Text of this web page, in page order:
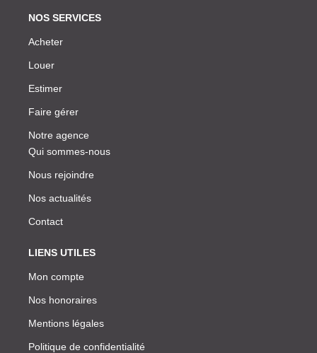
NOS SERVICES
Acheter
Louer
Estimer
Faire gérer
Notre agence
Qui sommes-nous
Nous rejoindre
Nos actualités
Contact
LIENS UTILES
Mon compte
Nos honoraires
Mentions légales
Politique de confidentialité